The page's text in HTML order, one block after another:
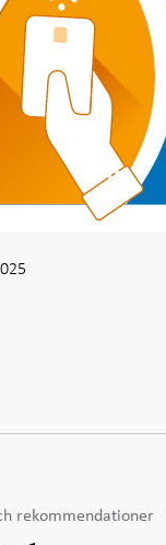
rekommendationer